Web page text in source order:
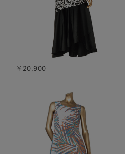
￥20,900